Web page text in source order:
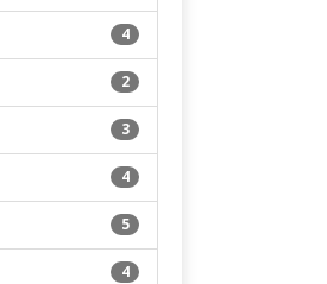
4
2
3
4
5
4